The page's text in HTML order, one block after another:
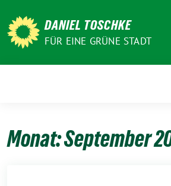
zum
Inhalt
DANIEL TOSCHKE
FÜR EINE GRÜNE STADT
Monat:September